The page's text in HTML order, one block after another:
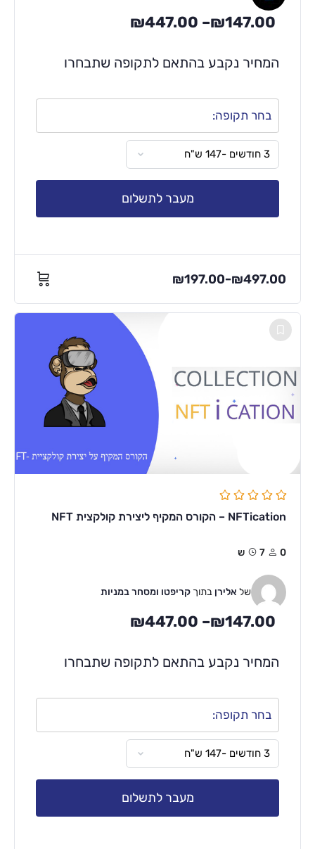
₪147.00
–
₪447.00
המחיר נקבע בהתאם לתקופה שתבחרו
בחר תקופה:
מעבר לתשלום
₪197.00–₪497.00
NFTication – הקורס המקיף ליצירת קולקצית NFT
0 7ש
של אלירן בתוך קריפטו ומסחר במניות
₪147.00
–
₪447.00
המחיר נקבע בהתאם לתקופה שתבחרו
בחר תקופה:
מעבר לתשלום